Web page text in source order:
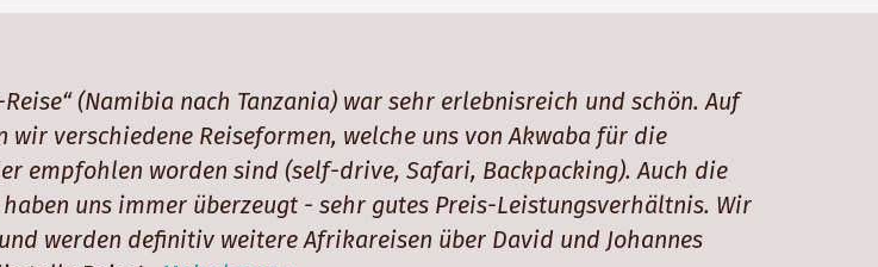
(Namibia nach Tanzania) war sehr erlebnisreich und schön. Auf
wir verschiedene Reiseformen, welche uns von Akwaba für die
empfohlen worden sind (self-drive, Safari, Backpacking). Auch die
uns immer überzeugt - sehr gutes Preis-Leistungsverhältnis. Wir
werden definitiv weitere Afrikareisen über David und Johannes